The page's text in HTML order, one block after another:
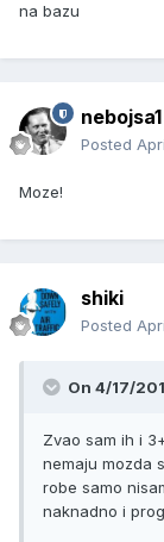
na bazu
nebojsa1
Posted
Moze!
shiki
Posted
On 4/17/
Zvao sam ih i
nemaju mozda
robe samo
naknadno i